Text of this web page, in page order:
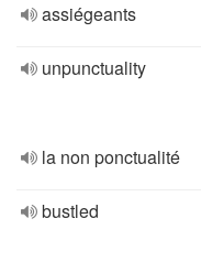
assiégeants
unpunctuality
la non ponctualité
bustled